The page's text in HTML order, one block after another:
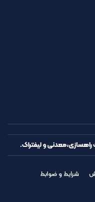
و لیفتراک.
شرایط و ضوابط